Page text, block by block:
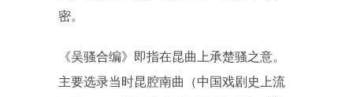
密。
《吴骚合编》即指在昆曲上承楚骚之意。
主要选录当时昆腔南曲（中国戏剧史上流